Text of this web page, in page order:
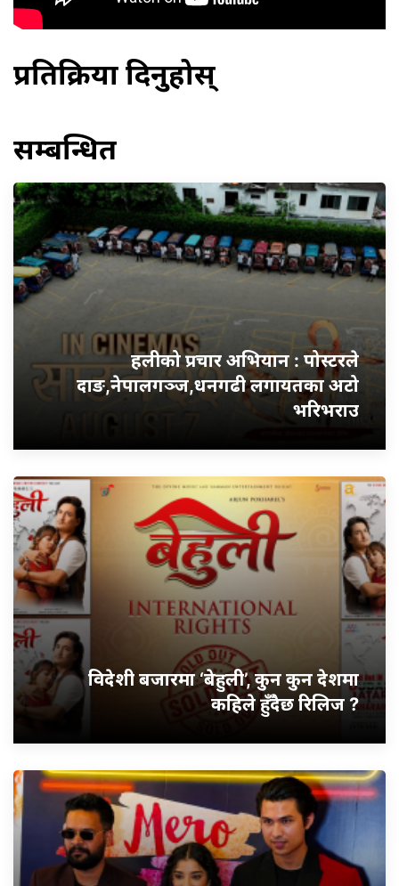
प्रतिक्रिया दिनुहोस्
सम्बन्धित
हलीको प्रचार अभियान : पोस्टरले
दाङ,नेपालगञ्ज,धनगढी लगायतका अटो
भरिभराउ
विदेशी बजारमा ‘बेहुली’, कुन कुन देशमा
कहिले हुँदैछ रिलिज ?